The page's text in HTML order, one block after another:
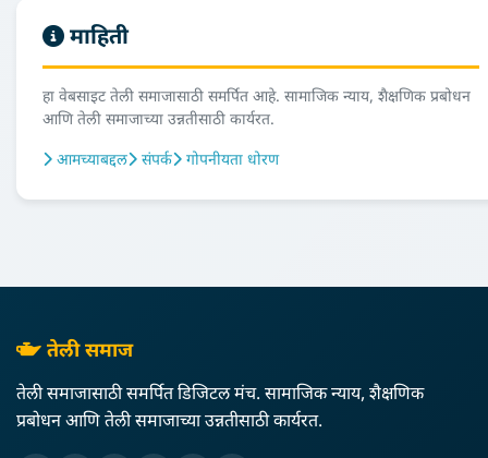
माहिती
हा वेबसाइट तेली समाजासाठी समर्पित आहे. सामाजिक न्याय, शैक्षणिक प्रबोधन
आणि तेली समाजाच्या उन्नतीसाठी कार्यरत.
आमच्याबद्दल
संपर्क गोपनीयता धोरण
तेली समाज
तेली समाजासाठी समर्पित डिजिटल मंच. सामाजिक न्याय, शैक्षणिक
प्रबोधन आणि तेली समाजाच्या उन्नतीसाठी कार्यरत.